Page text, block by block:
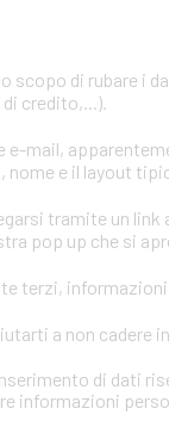
scopo di rubare i
credito,...).
mail,
e il layout
tramite un
pop up che si
terzi,
a non cadere
di dati
informazioni